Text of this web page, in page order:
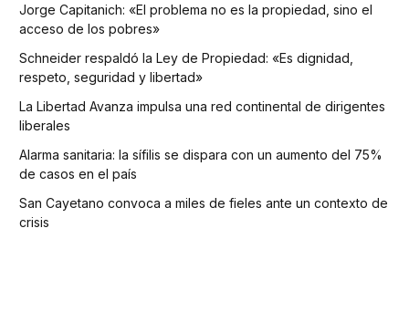
Jorge Capitanich: «El problema no es la propiedad, sino el
acceso de los pobres»
Schneider respaldó la Ley de Propiedad: «Es dignidad,
respeto, seguridad y libertad»
La Libertad Avanza impulsa una red continental de dirigentes
liberales
Alarma sanitaria: la sífilis se dispara con un aumento del 75%
de casos en el país
San Cayetano convoca a miles de fieles ante un contexto de
crisis